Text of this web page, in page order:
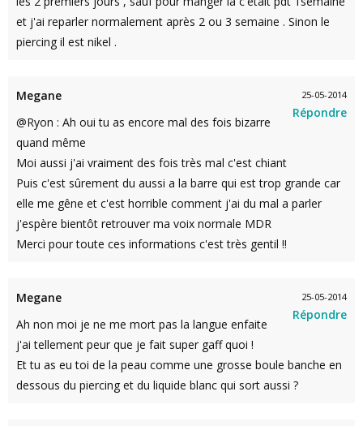
et j'ai reparler normalement après 2 ou 3 semaine . Sinon le
piercing il est nikel .
25-05-2014
Répondre
Megane
@Ryon : Ah oui tu as encore mal des fois bizarre
quand même
Moi aussi j'ai vraiment des fois très mal c'est chiant
Puis c'est sûrement du aussi a la barre qui est trop grande car
elle me gêne et c'est horrible comment j'ai du mal a parler
j'espère bientôt retrouver ma voix normale MDR
Merci pour toute ces informations c'est très gentil !!
25-05-2014
Répondre
Megane
Ah non moi je ne me mort pas la langue enfaite
j'ai tellement peur que je fait super gaff quoi !
Et tu as eu toi de la peau comme une grosse boule banche en
dessous du piercing et du liquide blanc qui sort aussi ?